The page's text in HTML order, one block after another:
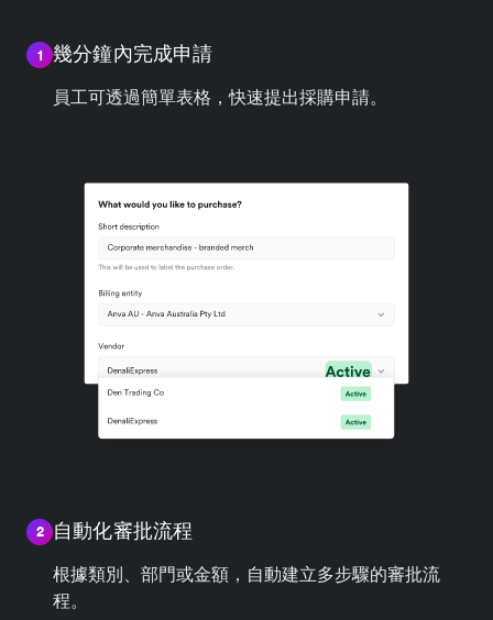
1 幾分鐘內完成申請
員工可透過簡單表格，快速提出採購申請。
2 自動化審批流程
根據類別、部門或金額，自動建立多步驟的審批流
程。